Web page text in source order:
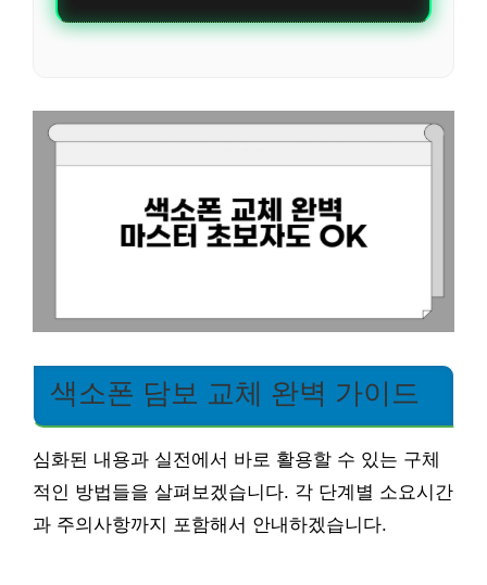
색소폰 담보 교체 완벽 가이드
심화된 내용과 실전에서 바로 활용할 수 있는 구체
적인 방법들을 살펴보겠습니다. 각 단계별 소요시간
과 주의사항까지 포함해서 안내하겠습니다.